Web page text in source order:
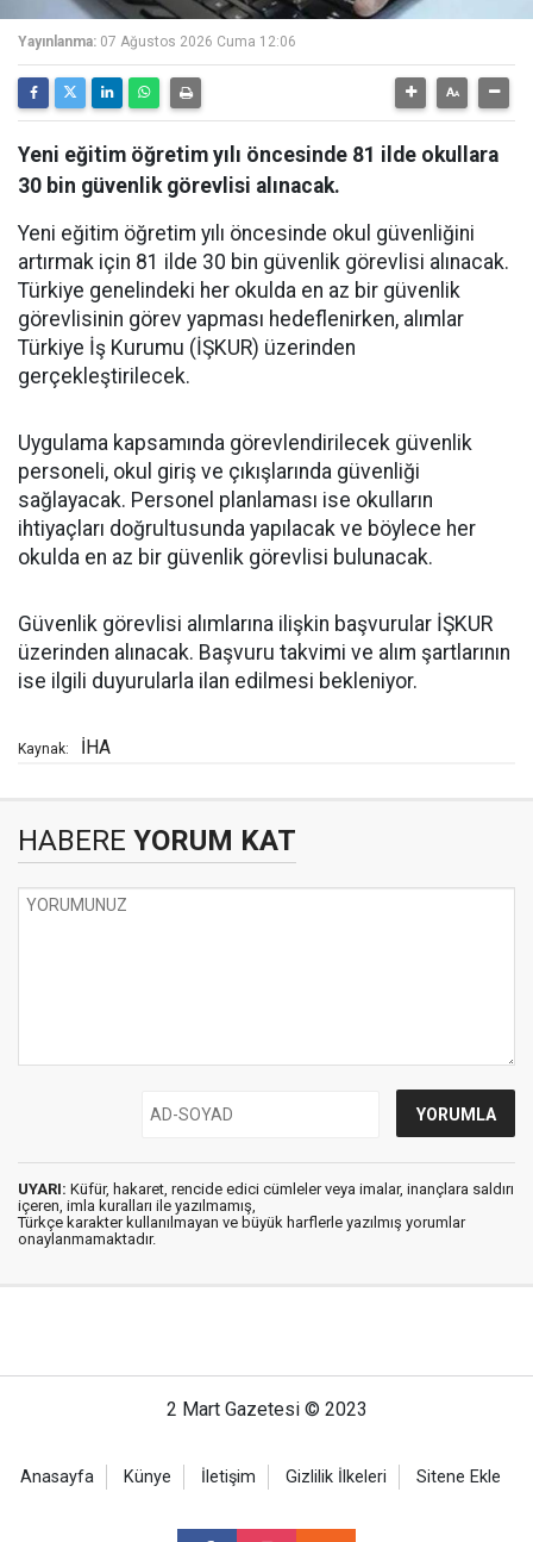
Yayınlanma: 07 Ağustos 2026 Cuma 12:06
Yeni eğitim öğretim yılı öncesinde 81 ilde okullara
30 bin güvenlik görevlisi alınacak.
Yeni eğitim öğretim yılı öncesinde okul güvenliğini
artırmak için 81 ilde 30 bin güvenlik görevlisi alınacak.
Türkiye genelindeki her okulda en az bir güvenlik
görevlisinin görev yapması hedeflenirken, alımlar
Türkiye İş Kurumu (İŞKUR) üzerinden
gerçekleştirilecek.
Uygulama kapsamında görevlendirilecek güvenlik
personeli, okul giriş ve çıkışlarında güvenliği
sağlayacak. Personel planlaması ise okulların
ihtiyaçları doğrultusunda yapılacak ve böylece her
okulda en az bir güvenlik görevlisi bulunacak.
Güvenlik görevlisi alımlarına ilişkin başvurular İŞKUR
üzerinden alınacak. Başvuru takvimi ve alım şartlarının
ise ilgili duyurularla ilan edilmesi bekleniyor.
Kaynak: İHA
HABERE YORUM KAT
UYARI: Küfür, hakaret, rencide edici cümleler veya imalar, inançlara saldırı
içeren, imla kuralları ile yazılmamış,
Türkçe karakter kullanılmayan ve büyük harflerle yazılmış yorumlar
onaylanmamaktadır.
2 Mart Gazetesi © 2023
Anasayfa Künye İletişim Gizlilik İlkeleri Sitene Ekle